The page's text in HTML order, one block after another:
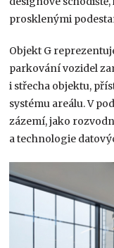
prosklenými
Objekt G
parkování vozidel
i střecha objektu,
systému areálu. V
zázemí, jako
a technologie